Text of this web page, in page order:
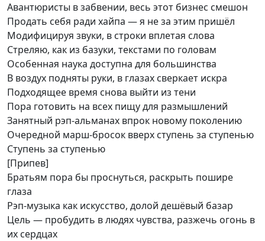
Авантюристы в забвении, весь этот бизнес смешон
Продать себя ради хайпа — я не за этим пришёл
Модифицируя звуки, в строки вплетая слова
Стреляю, как из базуки, текстами по головам
Особенная наука доступна для большинства
В воздух подняты руки, в глазах сверкает искра
Подходящее время снова выйти из тени
Пора готовить на всех пищу для размышлений
Занятный рэп-альманах впрок новому поколению
Очередной марш-бросок вверх ступень за ступенью
Ступень за ступенью
[Припев]
Братьям пора бы проснуться, раскрыть пошире
глаза
Рэп-музыка как искусство, долой дешёвый базар
Цель — пробудить в людях чувства, разжечь огонь в
их сердцах